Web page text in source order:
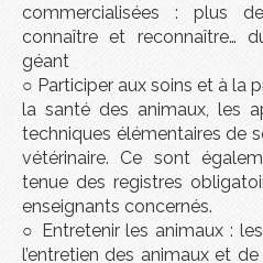
commercialisées : plus
connaître et reconnaître…
géant
○ Participer aux soins et à la
la santé des animaux, les
techniques élémentaires de
vétérinaire. Ce sont
tenue des registres
enseignants concernés.
○ Entretenir les animaux :
l’entretien des animaux et